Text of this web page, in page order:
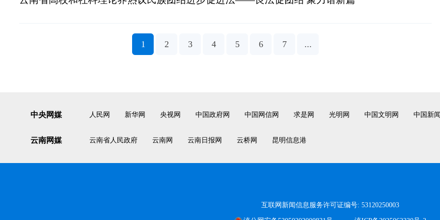
1 2 3 4 5 6 7 ...
中央网媒 人民网 新华网 央视网 中国政府网 中国网信网 求是网 光明网 中国文明网 中国新
云南网媒 云南省人民政府 云南网 云南日报网 云桥网 昆明信息港
互联网新闻信息服务许可证编号: 53120250003